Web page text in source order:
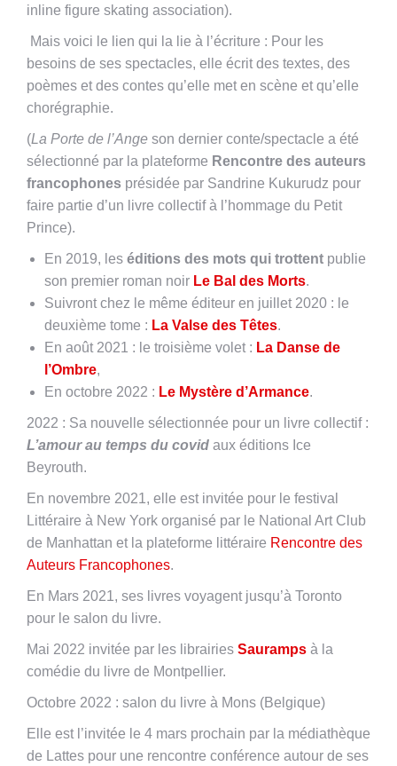
inline figure skating association).
Mais voici le lien qui la lie à l’écriture : Pour les
besoins de ses spectacles, elle écrit des textes, des
poèmes et des contes qu’elle met en scène et qu’elle
chorégraphie.
(La Porte de l’Ange son dernier conte/spectacle a été
sélectionné par la plateforme Rencontre des auteurs
francophones présidée par Sandrine Kukurudz pour
faire partie d’un livre collectif à l’hommage du Petit
Prince).
En 2019, les éditions des mots qui trottent publie
son premier roman noir Le Bal des Morts.
Suivront chez le même éditeur en juillet 2020 : le
deuxième tome : La Valse des Têtes.
En août 2021 : le troisième volet : La Danse de
l’Ombre,
En octobre 2022 : Le Mystère d’Armance.
2022 : Sa nouvelle sélectionnée pour un livre collectif :
L’amour au temps du covid aux éditions Ice
Beyrouth.
En novembre 2021, elle est invitée pour le festival
Littéraire à New York organisé par le National Art Club
de Manhattan et la plateforme littéraire Rencontre des
Auteurs Francophones.
En Mars 2021, ses livres voyagent jusqu’à Toronto
pour le salon du livre.
Mai 2022 invitée par les librairies Sauramps à la
comédie du livre de Montpellier.
Octobre 2022 : salon du livre à Mons (Belgique)
Elle est l’invitée le 4 mars prochain par la médiathèque
de Lattes pour une rencontre conférence autour de ses